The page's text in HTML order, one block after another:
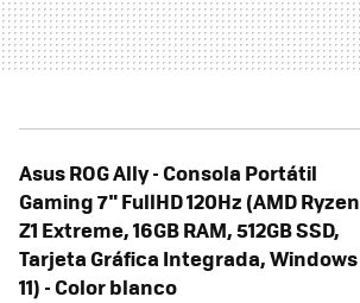
Asus ROG Ally - Consola Portátil
Gaming 7" FullHD 120Hz (AMD Ryzen
Z1 Extreme, 16GB RAM, 512GB SSD,
Tarjeta Gráfica Integrada, Windows
11) - Color blanco